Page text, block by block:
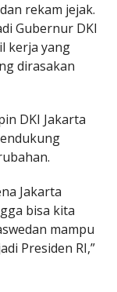
rekam jejak.
Gubernur DKI
kerja yang
dirasakan
DKI Jakarta
Jakarta
bisa kita
mampu
Presiden RI,”